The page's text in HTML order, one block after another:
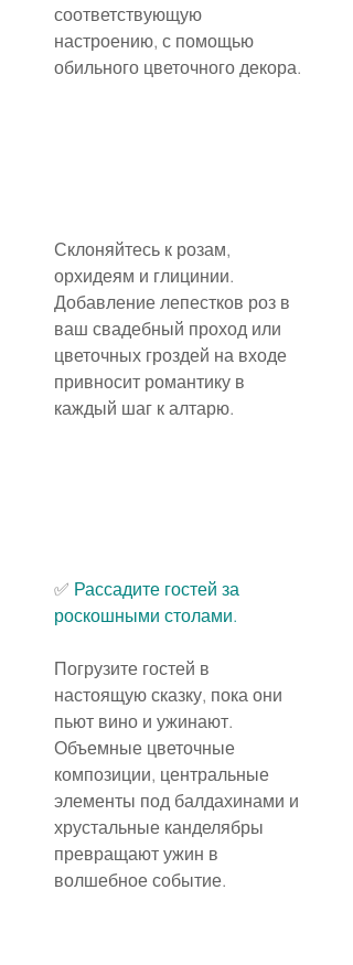
соответствующую
настроению, с помощью
обильного цветочного декора.
Склоняйтесь к розам,
орхидеям и глицинии.
Добавление лепестков роз в
ваш свадебный проход или
цветочных гроздей на входе
привносит романтику в
каждый шаг к алтарю.
✅ Рассадите гостей за
роскошными столами.
Погрузите гостей в
настоящую сказку, пока они
пьют вино и ужинают.
Объемные цветочные
композиции, центральные
элементы под балдахинами и
хрустальные канделябры
превращают ужин в
волшебное событие.